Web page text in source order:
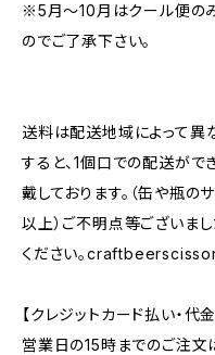
※5月～10月はクール便の
のでご了承下さい。
送料は配送地域によって異
すると、1個口での配送がで
戴しております。（缶や瓶
以上）ご不明点等ございま
ください。
【クレジットカード払い・代
営業日の15時までのご注文